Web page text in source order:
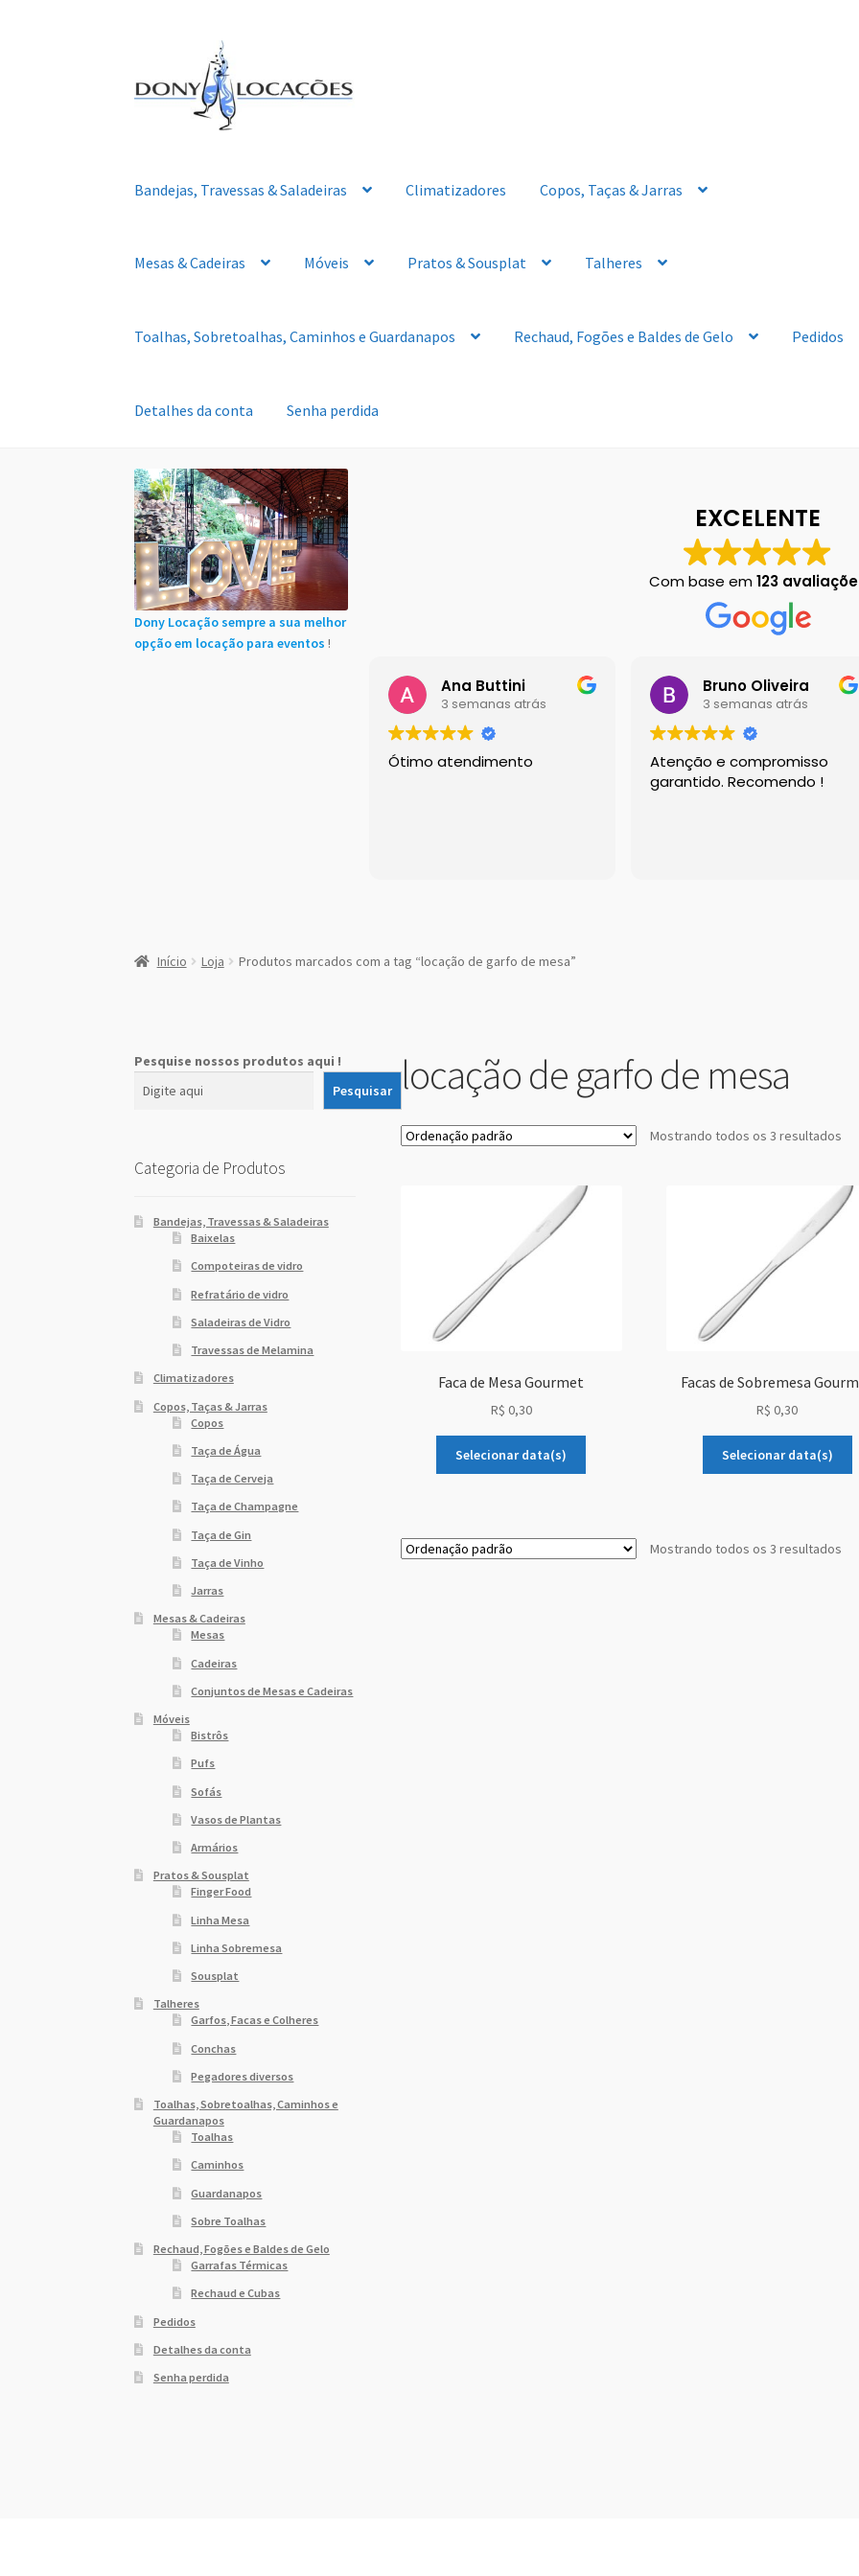
navegação
o
Bandejas, Travessas & Saladeiras Climatizadores Copos, Taças & Jarras
Mesas & Cadeiras Móveis Pratos & Sousplat Talheres
Toalhas, Sobretoalhas, Caminhos e Guardanapos Rechaud, Fogões e Baldes de Gelo Pedidos
Detalhes da conta Senha perdida
InícioCadastro de ClientesCarrinho
Minha contaSample PageShop Demos Dony LocaçõesPortfolio
Instagram feedLogoPrice table
Dony Locação sempre a sua melhor
opção em locação para eventos !
EXCELENTE
Com base em123
Ana Buttini
3 semanas atrás
Ótimo atendimento
Bruno Oliveira
3 semanas atrás
Atenção e compromisso
garantido. Recomendo !
de Início Loja Produtos marcados com a tag “locação de garfo de mesa”
locação de garfo de mesa
Mostrando todos os 3 resultados
Faca de Mesa Gourmet
R$ 0,30
Selecionar data(s)
Facas de Sobremesa
R$ 0,30
Selecionar data(s)
Mostrando todos os 3 resultados
Pesquise nossos produtos aqui !
Pesquisar
Categoria de Produtos
Bandejas, Travessas & Saladeiras
Baixelas
Compoteiras de vidro
Refratário de vidro
Saladeiras de Vidro
Travessas de Melamina
Climatizadores
Copos, Taças & Jarras
Copos
Taça de Água
Taça de Cerveja
Taça de Champagne
Taça de Gin
Taça de Vinho
Jarras
Mesas & Cadeiras
Mesas
Cadeiras
Conjuntos de Mesas e Cadeiras
Móveis
Bistrôs
Pufs
Sofás
Vasos de Plantas
Armários
Pratos & Sousplat
Finger Food
Linha Mesa
Linha Sobremesa
Sousplat
Talheres
Garfos, Facas e Colheres
Conchas
Pegadores diversos
Toalhas, Sobretoalhas, Caminhos e
Guardanapos
Toalhas
Caminhos
Guardanapos
Sobre Toalhas
Rechaud, Fogões e Baldes de Gelo
Garrafas Térmicas
Rechaud e Cubas
Pedidos
Detalhes da conta
Senha perdida